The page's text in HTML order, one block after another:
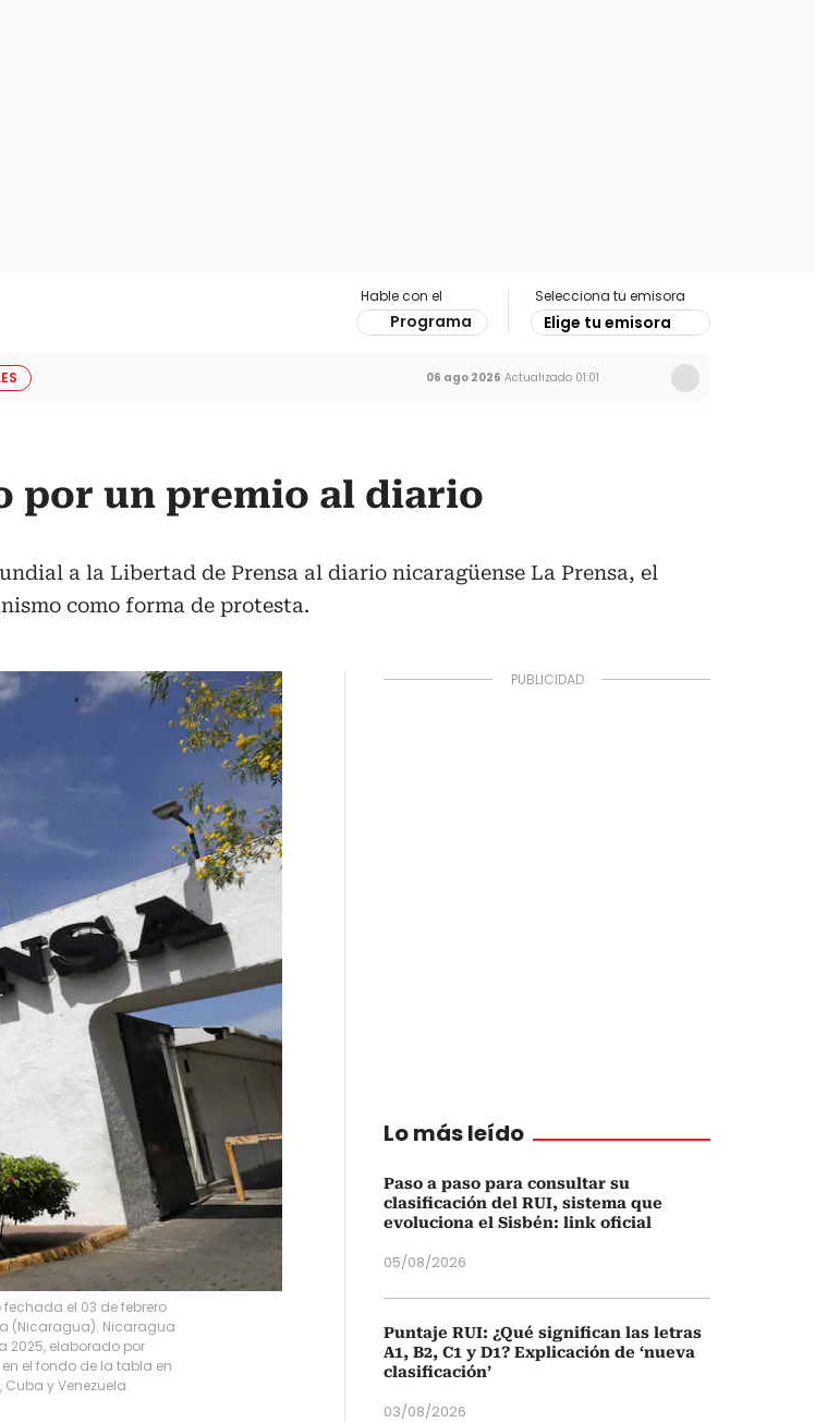
Hable con el
Programa
Selecciona tu emisora
Elige tu emisora
06 ago 2026 Actualizado 01:01
por un premio al diario
a la Libertad de Prensa al diario nicaragüense La Prensa, el
como forma de protesta.
fechada el 03 de febrero
(Nicaragua). Nicaragua
2025, elaborado por
el fondo de la tabla en
y Venezuela.
Lo más leído
Paso a paso para consultar su
clasificación del RUI, sistema que
evoluciona el Sisbén: link oficial
05/08/2026
Puntaje RUI: ¿Qué significan las letras
A1, B2, C1 y D1? Explicación de ‘nueva
clasificación’
03/08/2026